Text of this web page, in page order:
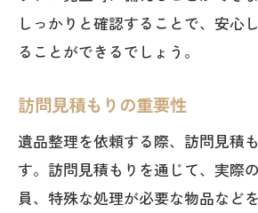
しっかりと確認することで、安心
ることができるでしょう。
訪問見積もりの重要性
遺品整理を依頼する際、訪問見積
す。訪問見積もりを通じて、実際
員、特殊な処理が必要な物品など